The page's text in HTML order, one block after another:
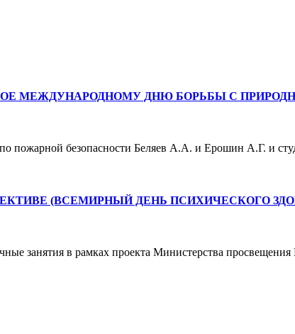
МЕЖДУНАРОДНОМУ ДНЮ БОРЬБЫ С
пожарной безопасности Беляев А.А. и Ерошин А.Г. и
(ВСЕМИРНЫЙ ДЕНЬ ПСИХИЧЕСКОГО
занятия в рамках проекта Министерства